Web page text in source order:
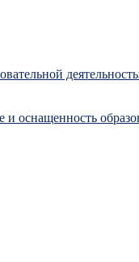
оснащенность